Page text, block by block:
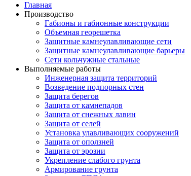
Главная
Производство
Габионы и габионные конструкции
Объемная георешетка
Защитные камнеулавливающие сети
Защитные камнеулавливающие барьеры
Сети кольчужные стальные
Выполняемые работы
Инженерная защита территорий
Возведение подпорных стен
Защита берегов
Защита от камнепадов
Защита от снежных лавин
Защита от селей
Установка улавливающих сооружений
Защита от оползней
Защита от эрозии
Укрепление слабого грунта
Армирование грунта